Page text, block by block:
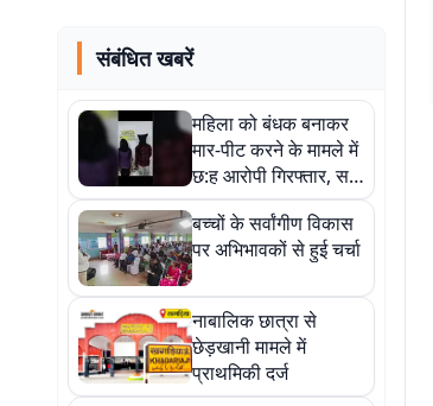
संबंधित खबरें
महिला को बंधक बनाकर
मार-पीट करने के मामले में
छ:ह आरोपी गिरफ्तार, सभी
भेजे गए जेल
बच्चों के सर्वांगीण विकास
पर अभिभावकों से हुई चर्चा
नाबालिक छात्रा से
छेड़खानी मामले में
प्राथमिकी दर्ज